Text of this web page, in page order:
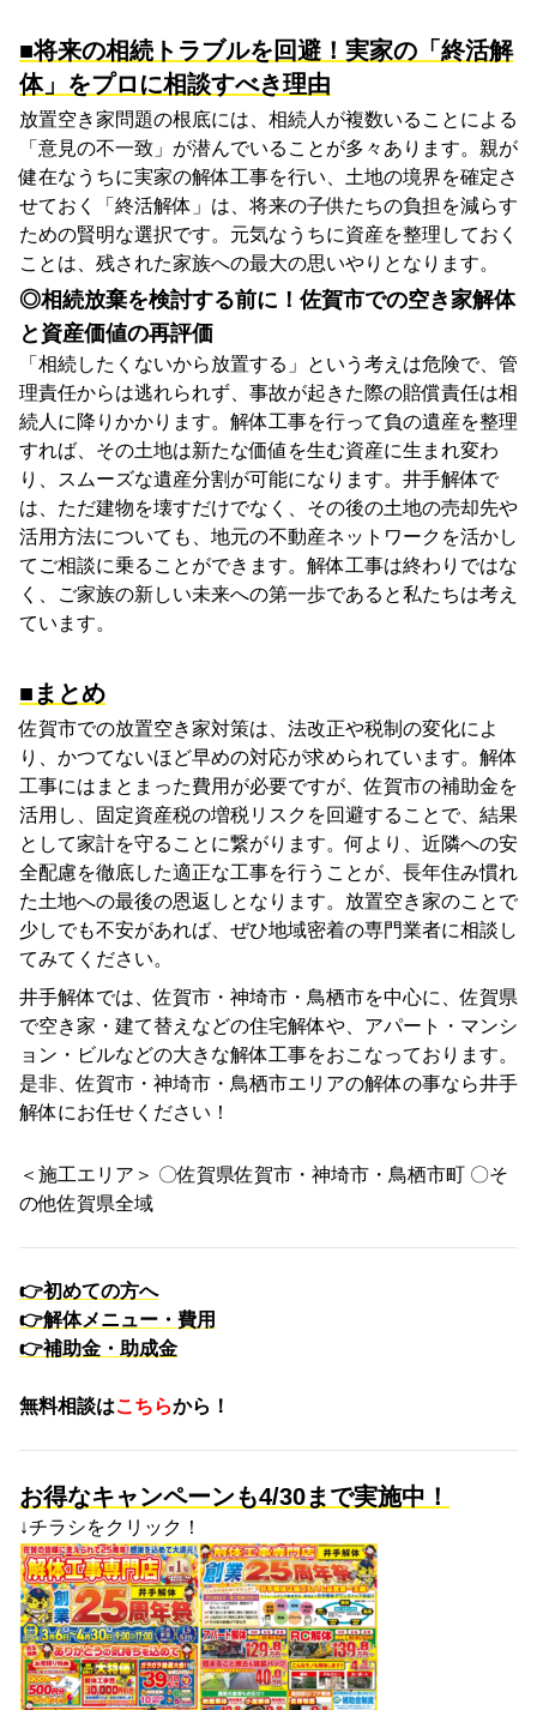
■将来の相続トラブルを回避！実家の「終活解
体」をプロに相談すべき理由
放置空き家問題の根底には、相続人が複数いることによる
「意見の不一致」が潜んでいることが多々あります。親が
健在なうちに実家の解体工事を行い、土地の境界を確定さ
せておく「終活解体」は、将来の子供たちの負担を減らす
ための賢明な選択です。元気なうちに資産を整理しておく
ことは、残された家族への最大の思いやりとなります。
◎相続放棄を検討する前に！佐賀市での空き家解体
と資産価値の再評価
「相続したくないから放置する」という考えは危険で、管
理責任からは逃れられず、事故が起きた際の賠償責任は相
続人に降りかかります。解体工事を行って負の遺産を整理
すれば、その土地は新たな価値を生む資産に生まれ変わ
り、スムーズな遺産分割が可能になります。井手解体で
は、ただ建物を壊すだけでなく、その後の土地の売却先や
活用方法についても、地元の不動産ネットワークを活かし
てご相談に乗ることができます。解体工事は終わりではな
く、ご家族の新しい未来への第一歩であると私たちは考え
ています。
■まとめ
佐賀市での放置空き家対策は、法改正や税制の変化によ
り、かつてないほど早めの対応が求められています。解体
工事にはまとまった費用が必要ですが、佐賀市の補助金を
活用し、固定資産税の増税リスクを回避することで、結果
として家計を守ることに繋がります。何より、近隣への安
全配慮を徹底した適正な工事を行うことが、長年住み慣れ
た土地への最後の恩返しとなります。放置空き家のことで
少しでも不安があれば、ぜひ地域密着の専門業者に相談し
てみてください。
井手解体では、佐賀市・神埼市・鳥栖市を中心に、佐賀県
で空き家・建て替えなどの住宅解体や、アパート・マンシ
ョン・ビルなどの大きな解体工事をおこなっております。
是非、佐賀市・神埼市・鳥栖市エリアの解体の事なら井手
解体にお任せください！
＜施工エリア＞ 〇佐賀県佐賀市・神埼市・鳥栖市町 〇そ
の他佐賀県全域
👉初めての方へ
👉解体メニュー・費用
👉補助金・助成金
無料相談はこちらから！
お得なキャンペーンも4/30まで実施中！
↓チラシをクリック！